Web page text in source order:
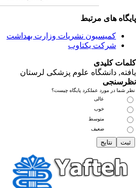
های مرتبط
کمیسیون نشریات وزارت بهداشت
شرکت یکتاوب
کلیدی
, دانشگاه علوم پزشکی لرستان
شما در مورد عملکرد پایگاه چیست؟
عالی
خوب
متوسط
ضعیف